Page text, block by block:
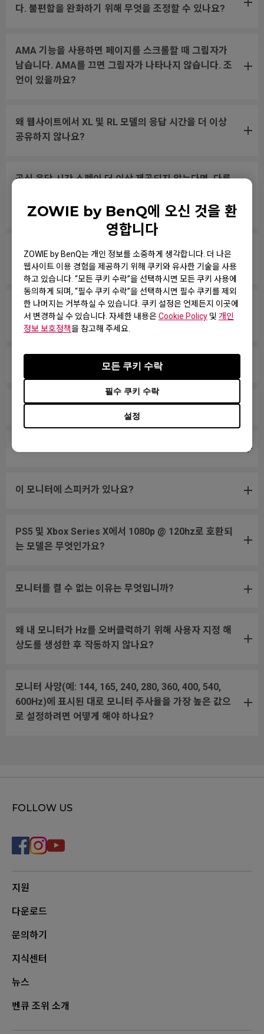
ZOWIE by BenQ에 오신 것을 환
영합니다
ZOWIE by BenQ는 개인 정보를 소중하게 생각합니다. 더 나은
웹사이트 이용 경험을 제공하기 위해 쿠키와 유사한 기술을 사용
하고 있습니다. “모든 쿠키 수락”을 선택하시면 모든 쿠키 사용에
동의하게 되며, “필수 쿠키 수락”을 선택하시면 필수 쿠키를 제외
한 나머지는 거부하실 수 있습니다. 쿠키 설정은 언제든지 이곳에
서 변경하실 수 있습니다. 자세한 내용은Cookie Policy 및 개인
정보 보호정책을 참고해 주세요.
설정
필수 쿠키 수락
모든 쿠키 수락
다. 불편함을 완화하기 위해 무엇을 조정할 수 있나요?
AMA 기능을 사용하면 페이지를 스크롤할 때 그림자가
남습니다. AMA를 끄면 그림자가 나타나지 않습니다. 조
언이 있을까요?
왜 웹사이트에서 XL 및 RL 모델의 응답 시간을 더 이상
공유하지 않나요?
공식 응답 시간 스펙이 더 이상 제공되지 않는다면, 다른
야 하나요?
모든 ZOWIE 모니터가 수은이 없습니까, 아니면 특정 모
델만 수은이 없습니까?
PS5 및 Xbox Series X/S와 가변 주사율(VRR)로 호환
되는 모델은 무엇인가요?
모니터가 NVIDIA G-Sync Compatible을 지원하나요?
이 모니터에 어떤 VESA 마운트를 사용해야 하나요?
이 모니터에 스피커가 있나요?
PS5 및 Xbox Series X에서 1080p @ 120hz로 호환되
는 모델은 무엇인가요?
모니터를 켤 수 없는 이유는 무엇입니까?
왜 내 모니터가 Hz를 오버클럭하기 위해 사용자 지정 해
상도를 생성한 후 작동하지 않나요?
모니터 사양(예: 144, 165, 240, 280, 360, 400, 540,
600Hz)에 표시된 대로 모니터 주사율을 가장 높은 값으
로 설정하려면 어떻게 해야 하나요?
FOLLOW US
지원
다운로드
문의하기
지식센터
뉴스
벤큐 조위 소개